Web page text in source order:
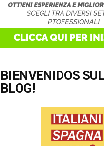
BIENVENIDOS
BLOG!